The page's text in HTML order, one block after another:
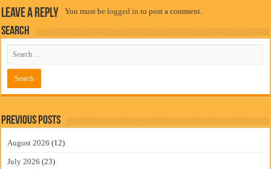
Leave a Reply You must belogged in to post a comment.
Search
Previous Posts
August 2026 (12)
July 2026 (23)